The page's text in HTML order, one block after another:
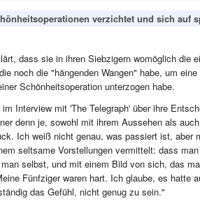
verzichtet und sich auf
dass sie in ihren Siebzigern womöglich die
noch die "hängenden Wangen" habe, um
Schönheitsoperation unterzogen habe.
Interview mit 'The Telegraph' über ihre
denn je, sowohl mit ihrem Aussehen als
Ich weiß nicht genau, was passiert ist, aber
seltsame Vorstellungen vermittelt: dass
selbst, und mit einem Bild von sich, das
Fünfziger waren hart. Ich glaube, es hatte
das Gefühl, nicht genug zu sein."